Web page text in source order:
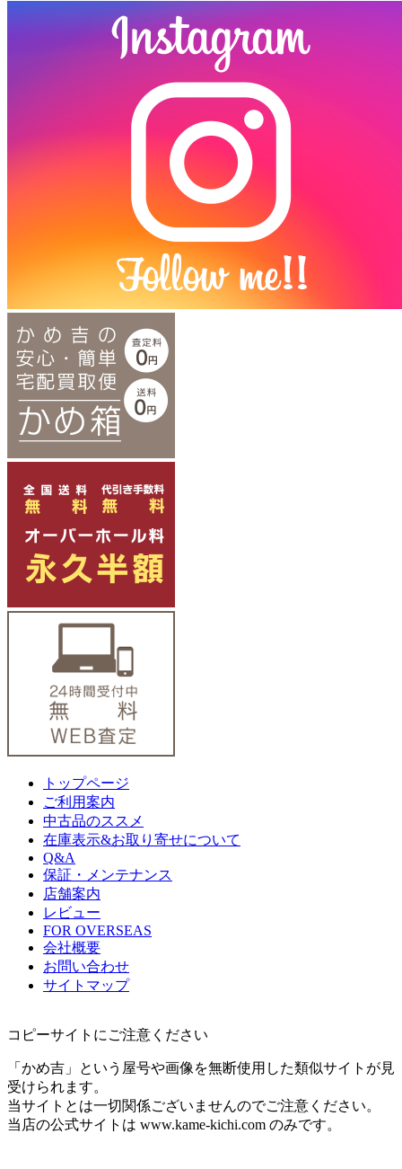
トップページ
ご利用案内
中古品のススメ
在庫表示&お取り寄せについて
Q&A
保証・メンテナンス
店舗案内
レビュー
FOR OVERSEAS
会社概要
お問い合わせ
サイトマップ
コピーサイトにご注意ください
「かめ吉」という屋号や画像を無断使用した類似サイトが見
受けられます。
当サイトとは一切関係ございませんのでご注意ください。
当店の公式サイトは www.kame-kichi.com のみです。